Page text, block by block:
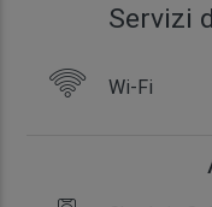
Servizi
Wi-Fi